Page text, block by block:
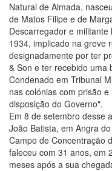
Natural de Almada,
de Matos Filipe e de
Descarregador e
1934, implicado na greve
designadamente por ter
& Son e ter recebido uma
Condenado em Tribunal
nas colónias com prisão
disposição do Governo".
Em 8 de setembro desse
João Batista, em Angra
Campo de Concentração
faleceu com 31 anos, em
meses após a sua